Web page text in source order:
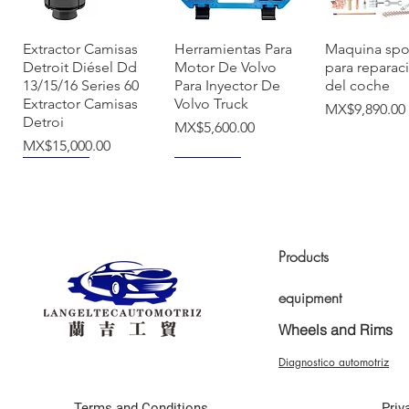
Quick View
Extractor Camisas
Detroit Diésel Dd
13/15/16 Series 60
Extractor Camisas
Detroi
Price
MX$15,000.00
Quick View
Herramientas Para
Motor De Volvo
Para Inyector De
Volvo Truck
Price
MX$5,600.00
Quick
Maquina
para
del coche
Price
MX$9,890.00
Quick View
Herramienta
Sincronizar Vw
Audi Bora Jetta
Ultrasonido Digital
Acero Inoxidable
Tapa De
Llave De
Para Gasolina
Ajustable
Products
equipment
Wheels and Rims
Diagnostico automotriz